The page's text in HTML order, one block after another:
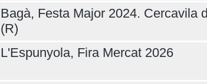
Bagà, Festa Major 2024. Cercavila
(R)
L'Espunyola, Fira Mercat 2026